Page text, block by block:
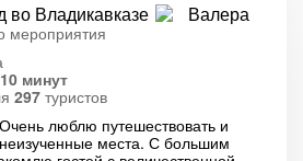
Владикавказе
мероприятия
10 минут
297 туристов
люблю путешествовать и
места. С большим